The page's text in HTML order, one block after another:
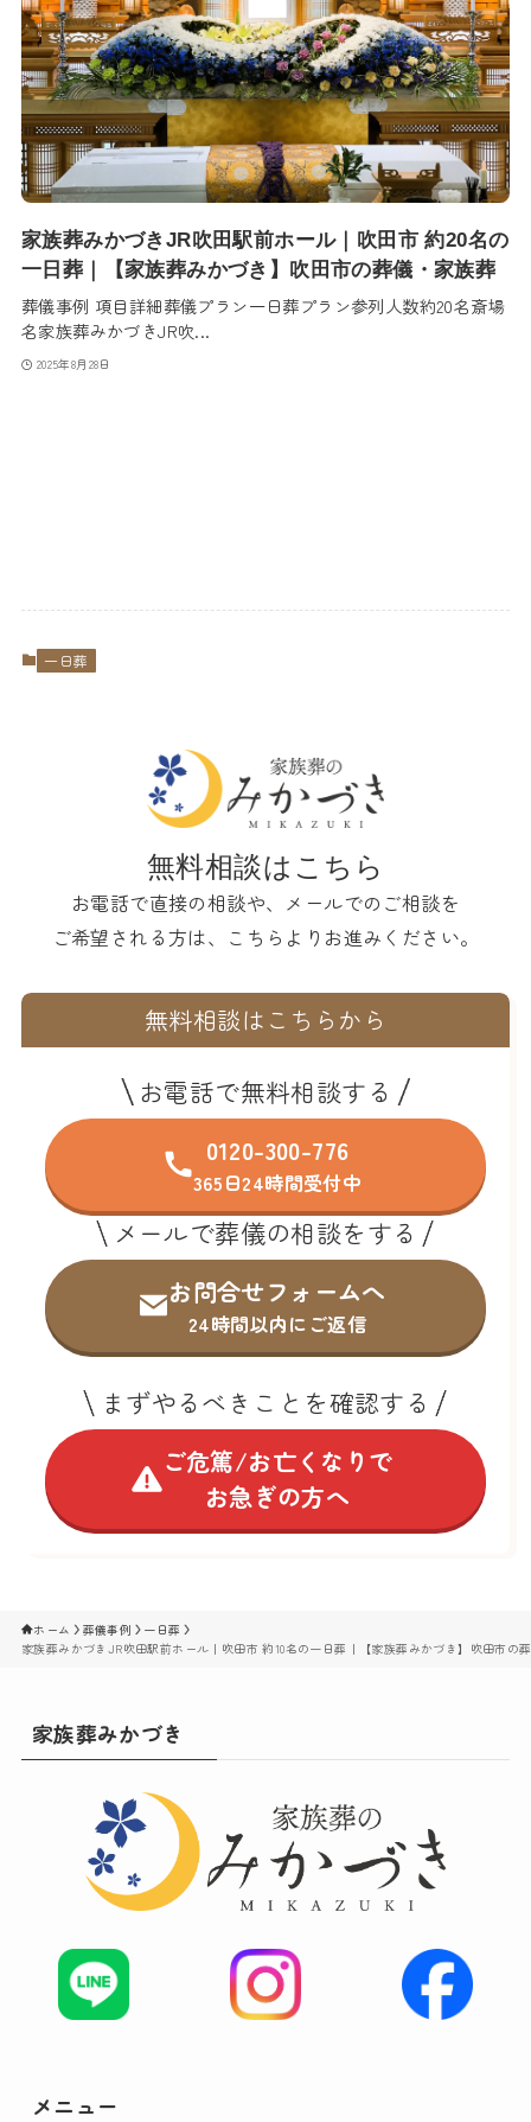
家族葬みかづきJR吹田駅前ホール｜吹田市 約20名の
一日葬｜【家族葬みかづき】吹田市の葬儀・家族葬
葬儀事例 項目詳細葬儀プラン一日葬プラン参列人数約20名斎場
名家族葬みかづきJR吹...
2025年8月28日
一日葬
無料相談はこちら
お電話で直接の相談や、メールでのご相談を
ご希望される方は、こちらよりお進みください。
無料相談はこちらから
お電話で無料相談する
0120-300-776
365日24時間受付中
メールで葬儀の相談をする
お問合せフォームへ
24時間以内にご返信
まずやるべきことを確認する
ご危篤/お亡くなりで
お急ぎの方へ
ホーム 葬儀事例
一日葬
家族葬みかづきJR吹田駅前ホール｜吹田市 約10名の一日葬｜【家族葬みかづき】吹田市の
家族葬みかづき
メニュー